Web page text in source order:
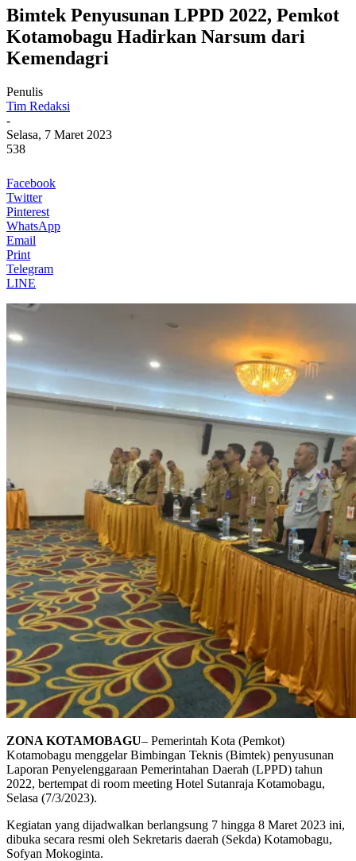
Bimtek Penyusunan LPPD 2022, Pemkot
Kotamobagu Hadirkan Narsum dari
Kemendagri
Penulis
Tim Redaksi
-
Selasa, 7 Maret 2023
538
Facebook
Twitter
Pinterest
WhatsApp
Email
Print
Telegram
LINE
ZONA KOTAMOBAGU– Pemerintah Kota (Pemkot)
Kotamobagu menggelar Bimbingan Teknis (Bimtek) penyusunan
Laporan Penyelenggaraan Pemerintahan Daerah (LPPD) tahun
2022, bertempat di room meeting Hotel Sutanraja Kotamobagu,
Selasa (7/3/2023).
Kegiatan yang dijadwalkan berlangsung 7 hingga 8 Maret 2023 ini,
dibuka secara resmi oleh Sekretaris daerah (Sekda) Kotamobagu,
Sofyan Mokoginta.